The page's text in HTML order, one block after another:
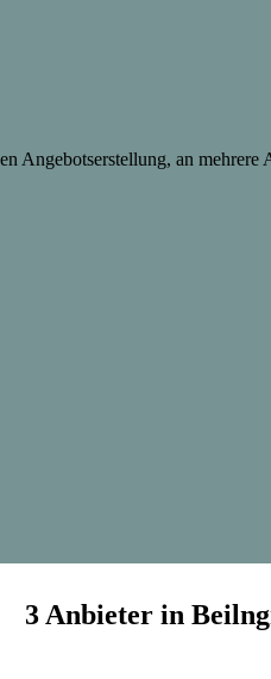
Angebotserstellung, an
3 Anbieter in